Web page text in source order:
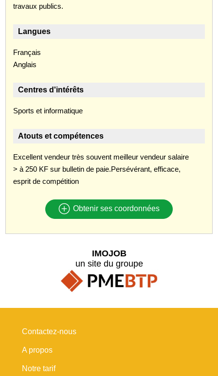
travaux publics.
Langues
Français
Anglais
Centres d'intérêts
Sports et informatique
Atouts et compétences
Excellent vendeur très souvent meilleur vendeur salaire
> à 250 KF sur bulletin de paie.Persévérant, efficace,
esprit de compétition
Obtenir ses coordonnées
IMOJOB
un site du groupe
Contactez-nous
A propos
Notre tarif